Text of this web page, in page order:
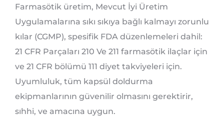
Farmasötik üretim, Mevcut İyi Üretim
Uygulamalarına sıkı sıkıya bağlı kalmayı zorunlu
kılar (CGMP), spesifik FDA düzenlemeleri dahil:
21 CFR Parçaları 210 Ve 211 farmasötik ilaçlar için
ve 21 CFR bölümü 111 diyet takviyeleri için.
Uyumluluk, tüm kapsül doldurma
ekipmanlarının güvenilir olmasını gerektirir,
sıhhi, ve amacına uygun.